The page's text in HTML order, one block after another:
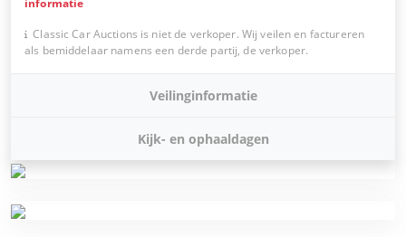
informatie
Classic Car Auctions is niet de verkoper. Wij veilen en factureren
als bemiddelaar namens een derde partij, de verkoper.
Veilinginformatie
Kijk- en ophaaldagen